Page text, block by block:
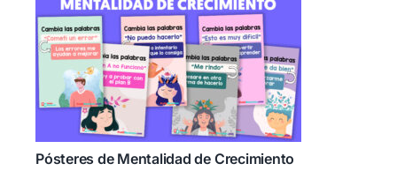
Pósteres de Mentalidad de Crecimiento